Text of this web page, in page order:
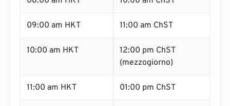
09:00 am HKT 11:00 am ChST
10:00 am HKT
12:00 pm ChST
(mezzogiorno)
11:00 am HKT 01:00 pm ChST